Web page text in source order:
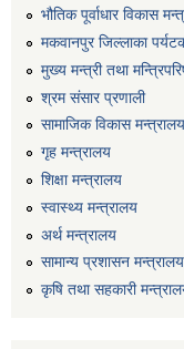
भौतिक पूर्वाधार विकास
मकवानपुर जिल्लाका
मुख्य मन्त्री तथा
श्रम संसार प्रणाली
सामाजिक विकास
गृह मन्त्रालय
शिक्षा मन्त्रालय
स्वास्थ्य मन्त्रालय
अर्थ मन्त्रालय
सामान्य प्रशासन मन्त्रालय
कृषि तथा सहकारी